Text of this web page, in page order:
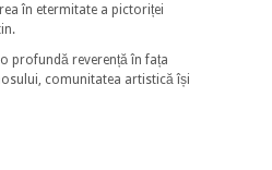
în etermitate a pictoriței
profundă reverență în fața
comunitatea artistică își